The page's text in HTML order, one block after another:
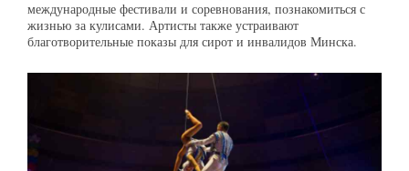
международные фестивали и соревнования, познакомиться с
жизнью за кулисами. Артисты также устраивают
благотворительные показы для сирот и инвалидов Минска.